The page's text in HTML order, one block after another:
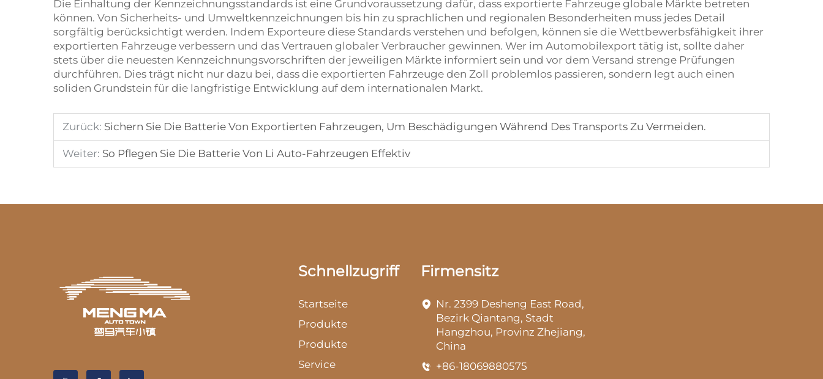
Die Einhaltung der Kennzeichnungsstandards ist eine Grundvoraussetzung dafür, dass exportierte Fahrzeuge globale Märkte betreten
können. Von Sicherheits- und Umweltkennzeichnungen bis hin zu sprachlichen und regionalen Besonderheiten muss jedes Detail
sorgfältig berücksichtigt werden. Indem Exporteure diese Standards verstehen und befolgen, können sie die Wettbewerbsfähigkeit ihrer
exportierten Fahrzeuge verbessern und das Vertrauen globaler Verbraucher gewinnen. Wer im Automobilexport tätig ist, sollte daher
stets über die neuesten Kennzeichnungsvorschriften der jeweiligen Märkte informiert sein und vor dem Versand strenge Prüfungen
durchführen. Dies trägt nicht nur dazu bei, dass die exportierten Fahrzeuge den Zoll problemlos passieren, sondern legt auch einen
soliden Grundstein für die langfristige Entwicklung auf dem internationalen Markt.
Zurück: Sichern Sie Die Batterie Von Exportierten Fahrzeugen, Um Beschädigungen Während Des Transports Zu Vermeiden.
Weiter: So Pflegen Sie Die Batterie Von Li Auto-Fahrzeugen Effektiv
Schnellzugriff
Startseite
Produkte
Produkte
Service
Firmensitz
Nr. 2399 Desheng East Road,
Bezirk Qiantang, Stadt
Hangzhou, Provinz Zhejiang,
China
+86-18069880575